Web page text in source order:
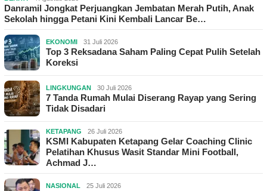
Danramil Jongkat Perjuangkan Jembatan Merah Putih, Anak
Sekolah hingga Petani Kini Kembali Lancar Be…
EKONOMI 31 Juli 2026
Top 3 Reksadana Saham Paling Cepat Pulih Setelah
Koreksi
LINGKUNGAN 30 Juli 2026
7 Tanda Rumah Mulai Diserang Rayap yang Sering
Tidak Disadari
KETAPANG 26 Juli 2026
KSMI Kabupaten Ketapang Gelar Coaching Clinic
Pelatihan Khusus Wasit Standar Mini Football,
Achmad J…
NASIONAL 25 Juli 2026